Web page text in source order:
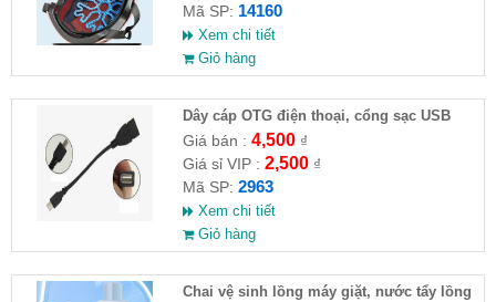
Mã SP: 14160
Xem chi tiết
Giỏ hàng
Dây cáp OTG điện thoại, cổng sạc USB
Giá bán : 4,500₫
Giá sỉ VIP : 2,500₫
Mã SP: 2963
Xem chi tiết
Giỏ hàng
Chai vệ sinh lồng máy giặt, nước tẩy lồng